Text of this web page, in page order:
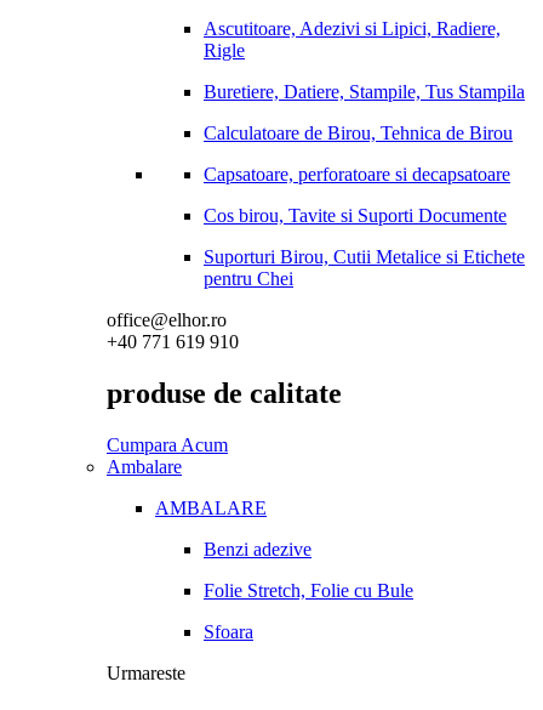
Ascutitoare, Adezivi si Lipici, Radiere,
Rigle
Buretiere, Datiere, Stampile, Tus Stampila
Calculatoare de Birou, Tehnica de Birou
Capsatoare, perforatoare si decapsatoare
Cos birou, Tavite si Suporti Documente
Suporturi Birou, Cutii Metalice si Etichete
pentru Chei
office@elhor.ro
+40 771 619 910
produse de calitate
Cumpara Acum
Ambalare
AMBALARE
Benzi adezive
Folie Stretch, Folie cu Bule
Sfoara
Urmareste